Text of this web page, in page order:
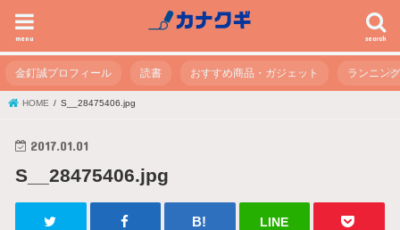
search
menu
金釘誠プロフィール 読書 おすすめ商品・ガジェット ランニング
HOME S__28475406.jpg
2017.01.01
S__28475406.jpg
LINE